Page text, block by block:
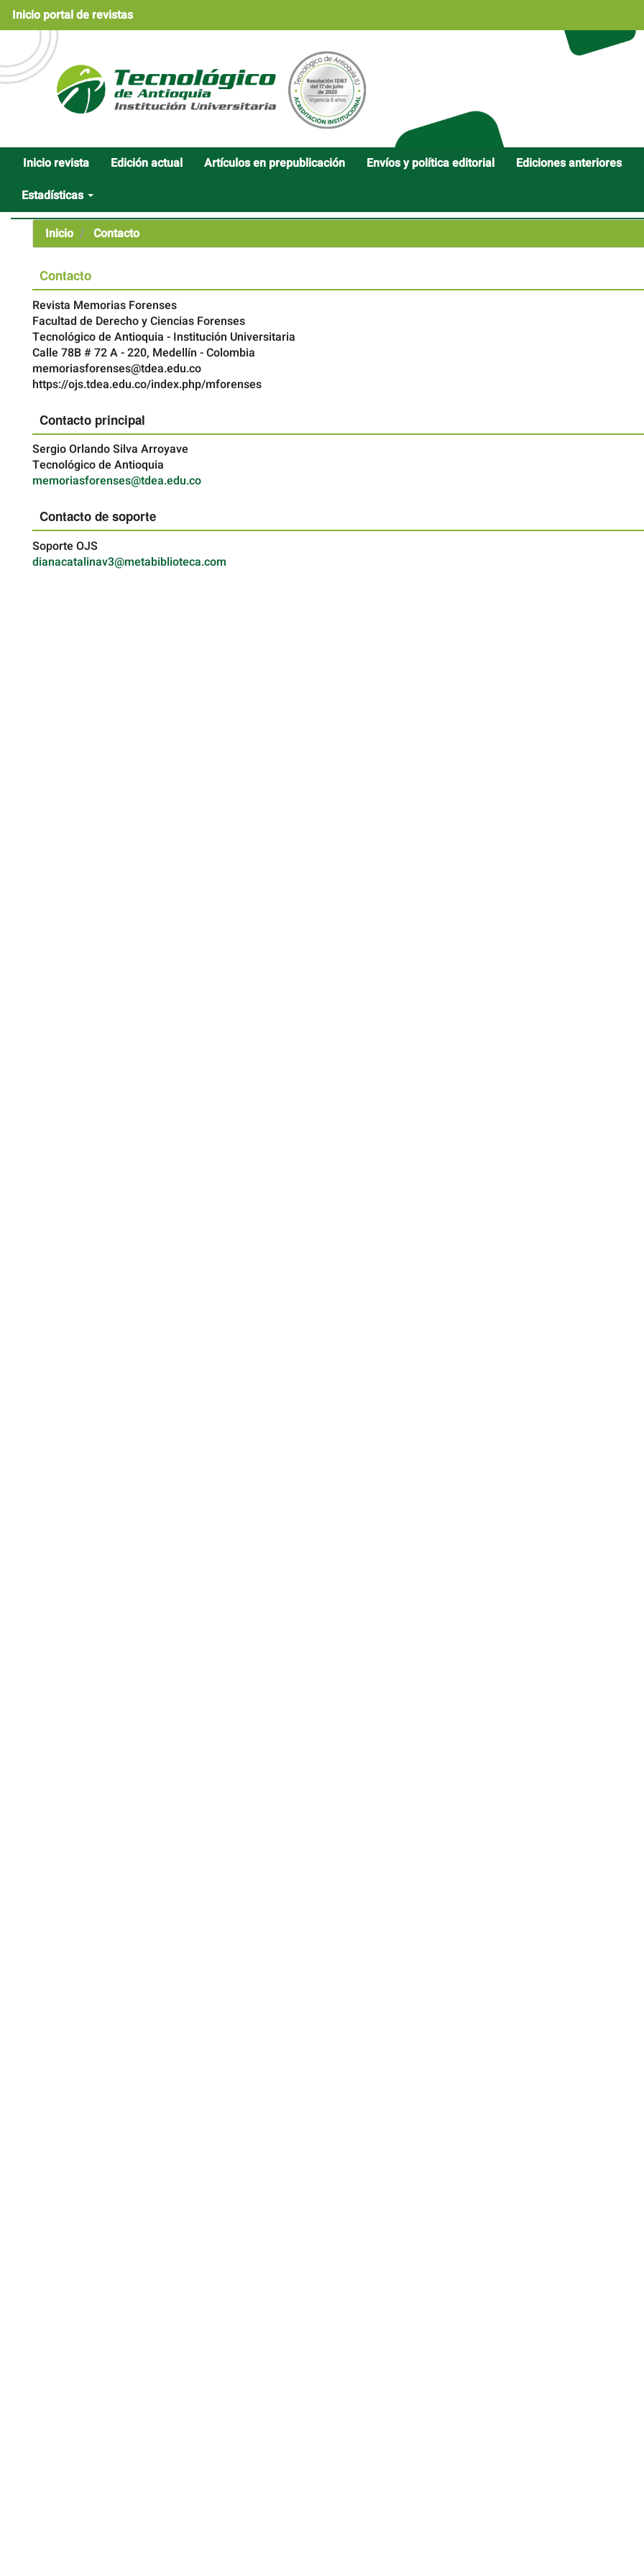
Navegación
principal
Contenido
principal
Barra
lateral
Inicio portal de revistas
Inicio revista Edición actual Artículos en prepublicación Envíos y política editorial Ediciones anteriores
Estadísticas
Inicio
Contacto
Contacto
Revista Memorias Forenses
Facultad de Derecho y Ciencias Forenses
Tecnológico de Antioquia - Institución Universitaria
Calle 78B # 72 A - 220, Medellín - Colombia
memoriasforenses@tdea.edu.co
https://ojs.tdea.edu.co/index.php/mforenses
Contacto principal
Sergio Orlando Silva Arroyave
Tecnológico de Antioquia
memoriasforenses@tdea.edu.co
Contacto de soporte
Soporte OJS
dianacatalinav3@metabiblioteca.com